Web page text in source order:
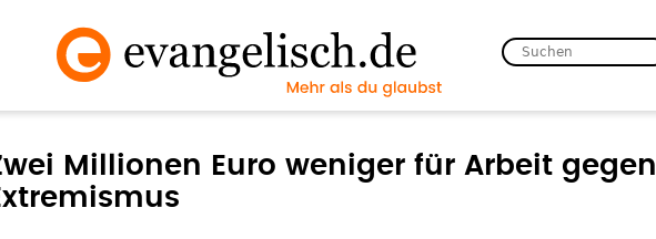
Millionen Euro weniger für Arbeit gegen